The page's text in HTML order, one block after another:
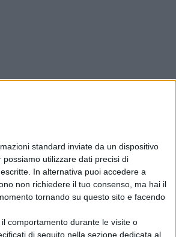
standard inviate da un dispositivo
utilizzare dati precisi di
In alternativa puoi accedere a
non richiedere il tuo consenso, ma hai il
tornando su questo sito e facendo
comportamento durante le visite o
di seguito nella sezione dedicata al